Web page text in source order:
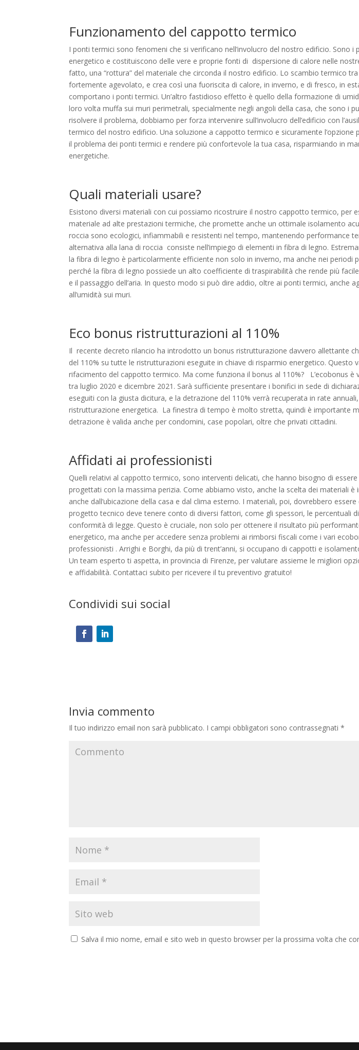
Funzionamento del cappotto termico
I ponti termici sono fenomeni che si verificano nell’involucro del nostro edificio. Sono i
energetico e costituiscono delle vere e proprie fonti di dispersione di calore nelle
fatto, una “rottura” del materiale che circonda il nostro edificio. Lo scambio termico
fortemente agevolato, e crea così una fuoriscita di calore, in inverno, e di fresco, in
comportano i ponti termici. Un’altro fastidioso effetto è quello della formazione di
loro volta muffa sui muri perimetrali, specialmente negli angoli della casa, che sono i
risolvere il problema, dobbiamo per forza intervenire sull’involucro dell’edificio con
termico del nostro edificio. Una soluzione a cappotto termico e sicuramente l’opzione
il problema dei ponti termici e rendere più confortevole la tua casa, risparmiando in
energetiche.
Quali materiali usare?
Esistono diversi materiali con cui possiamo ricostruire il nostro cappotto termico, per
materiale ad alte prestazioni termiche, che promette anche un ottimale isolamento
roccia sono ecologici, infiammabili e resistenti nel tempo, mantenendo performance
alternativa alla lana di roccia consiste nell’impiego di elementi in fibra di legno.
la fibra di legno è particolarmente efficiente non solo in inverno, ma anche nei periodi
perché la fibra di legno possiede un alto coefficiente di traspirabilità che rende più
e il passaggio dell’aria. In questo modo si può dire addio, oltre ai ponti termici, anche
all’umidità sui muri.
Eco bonus ristrutturazioni al 110%
Il recente decreto rilancio ha introdotto un bonus ristrutturazione davvero allettante
del 110% su tutte le ristrutturazioni eseguite in chiave di risparmio energetico. Questo
rifacimento del cappotto termico. Ma come funziona il bonus al 110%?
L’ecobonus
tra luglio 2020 e dicembre 2021. Sarà sufficiente presentare i bonifici in sede di
eseguiti con la giusta dicitura, e la detrazione del 110% verrà recuperata in rate
ristrutturazione energetica. La finestra di tempo è molto stretta, quindi è importante
detrazione è valida anche per condomini, case popolari, oltre che privati cittadini.
Affidati ai professionisti
Quelli relativi al cappotto termico, sono interventi delicati, che hanno bisogno di
progettati con la massima perizia. Come abbiamo visto, anche la scelta dei materiali
anche dall’ubicazione della casa e dal clima esterno. I materiali, poi, dovrebbero
progetto tecnico deve tenere conto di diversi fattori, come gli spessori, le percentuali
conformità di legge. Questo è cruciale, non solo per ottenere il risultato più
energetico, ma anche per accedere senza problemi ai rimborsi fiscali come i vari
professionisti . Arrighi e Borghi, da più di trent’anni, si occupano di cappotti e
Un team esperto ti aspetta, in provincia di Firenze, per valutare assieme le migliori
e affidabilità. Contattaci subito per ricevere il tu preventivo gratuito!
Condividi sui social
Invia commento
Il tuo indirizzo email non sarà pubblicato. I campi obbligatori sono contrassegnati*
Salva il mio nome, email e sito web in questo browser per la prossima volta che